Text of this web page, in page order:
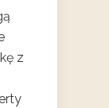
z